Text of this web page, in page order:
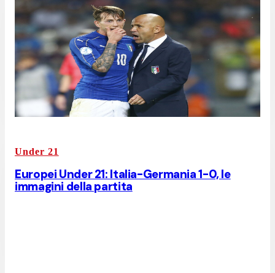
Under 21
Europei Under 21: Italia-Germania 1-0, le
immagini della partita